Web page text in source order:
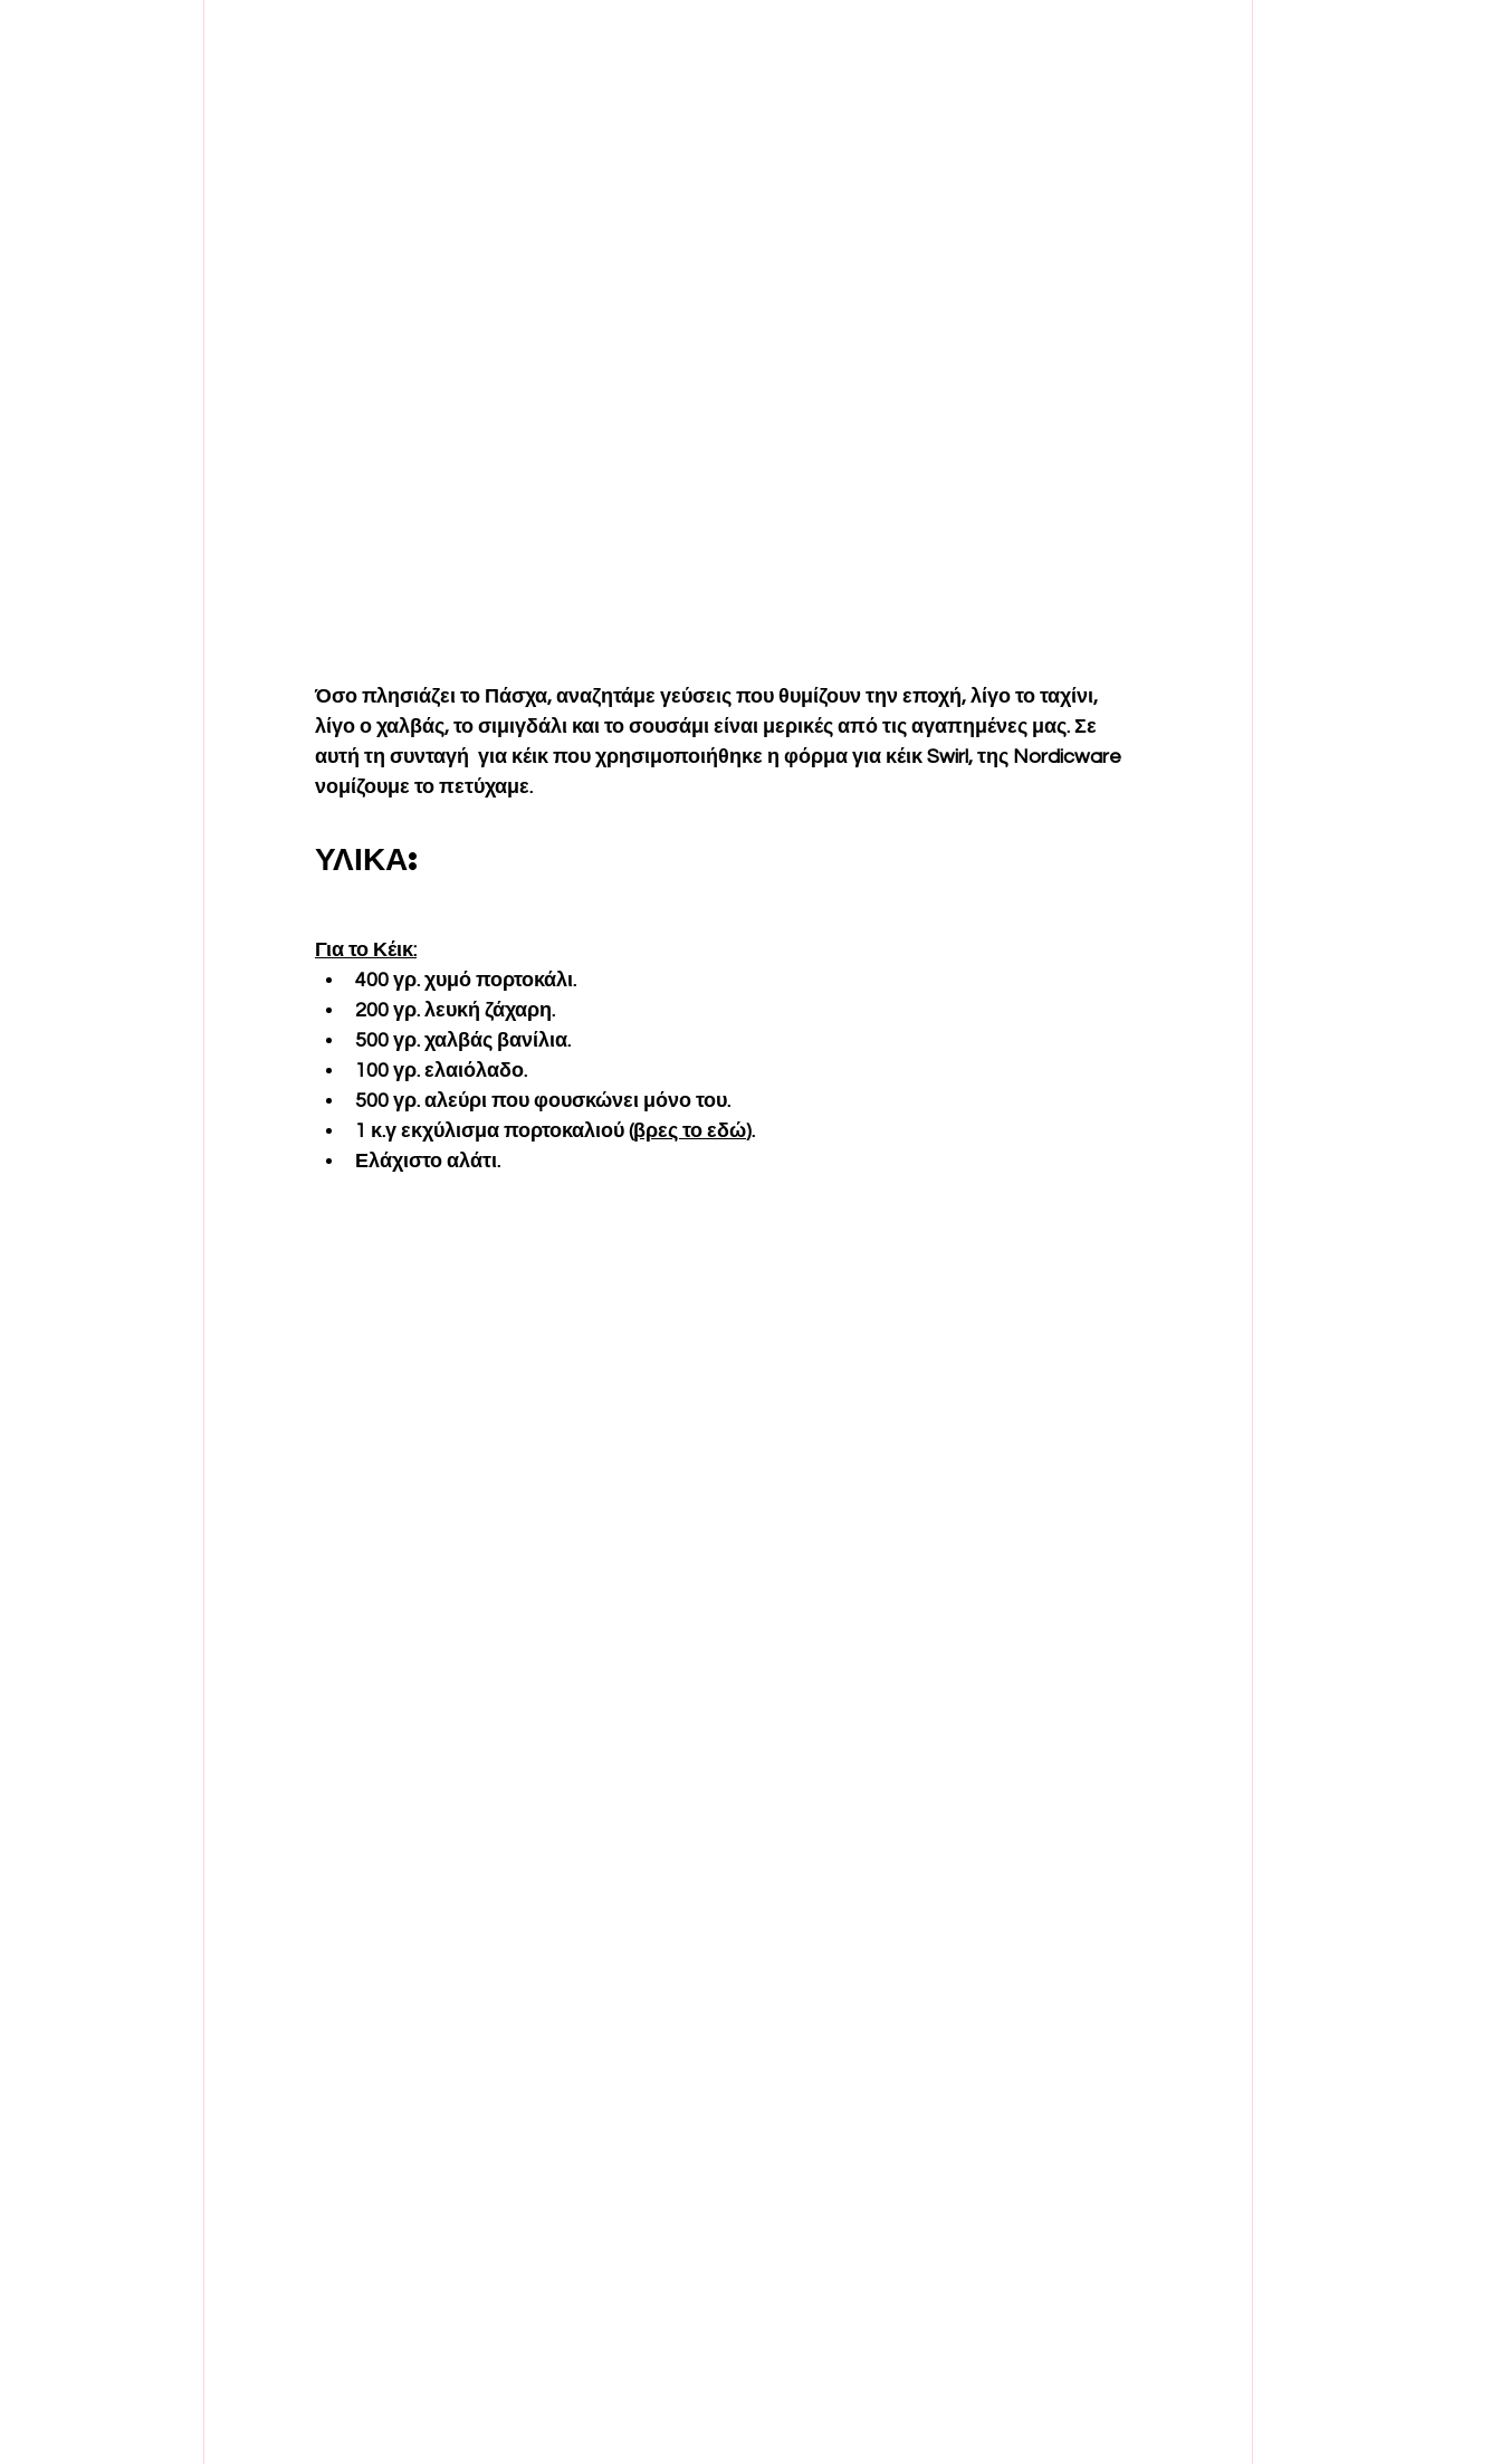
Όσο πλησιάζει το Πάσχα, αναζητάμε γεύσεις που θυμίζουν την εποχή, λίγο το ταχίνι,
λίγο ο χαλβάς, το σιμιγδάλι και το σουσάμι είναι μερικές από τις αγαπημένες μας. Σε
αυτή τη συνταγή  για κέικ που χρησιμοποιήθηκε η φόρμα για κέικ Swirl, της Nordicware
νομίζουμε το πετύχαμε.
ΥΛΙΚΑ:
Για το Κέικ:
400 γρ. χυμό πορτοκάλι.
200 γρ. λευκή ζάχαρη.
500 γρ. χαλβάς βανίλια.
100 γρ. ελαιόλαδο.
500 γρ. αλεύρι που φουσκώνει μόνο του.
1 κ.γ εκχύλισμα πορτοκαλιού (βρες το εδώ).
Ελάχιστο αλάτι.